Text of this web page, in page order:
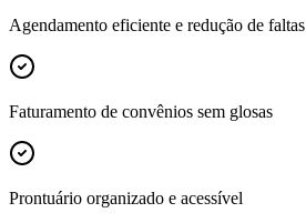
Agendamento eficiente e redução de faltas
Faturamento de convênios sem glosas
Prontuário organizado e acessível